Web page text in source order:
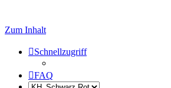
Zum Inhalt
Schnellzugriff
FAQ